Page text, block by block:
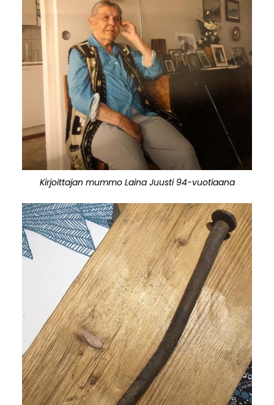
Kirjoittajan mummo Laina Juusti 94-vuotiaana